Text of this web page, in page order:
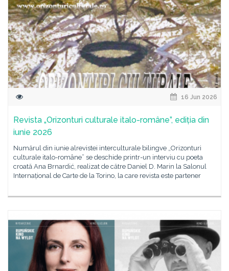
16 Jun 2026
Revista „Orizonturi culturale italo-române”, ediția din
iunie 2026
Numărul din iunie alrevistei interculturale bilingve „Orizonturi
culturale italo-române” se deschide printr-un interviu cu poeta
croată Ana Brnardić, realizat de către Daniel D. Marin la Salonul
Internațional de Carte de la Torino, la care revista este partener